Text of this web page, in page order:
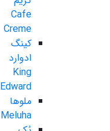
Cafe
Creme
کینگ
ادوارد
King
Edward
ملوها
Meluha